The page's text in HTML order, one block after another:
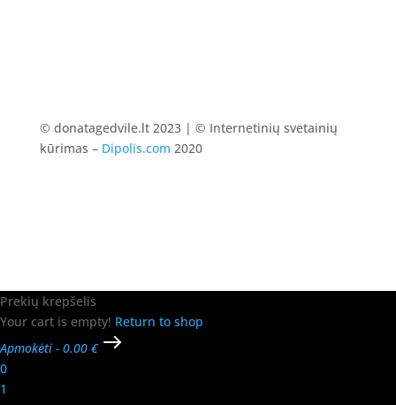
© donatagedvile.lt 2023 | © Internetinių svetainių
kūrimas – Dipolis.com 2020
Prekių krepšelis
Your cart is empty! Return to shop
Apmokėti - 0.00 €
0
1